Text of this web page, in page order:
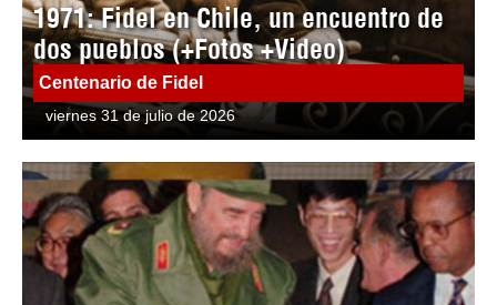
1971: Fidel en Chile, un encuentro de
dos pueblos (+Fotos +Video)
Centenario de Fidel
viernes 31 de julio de 2026